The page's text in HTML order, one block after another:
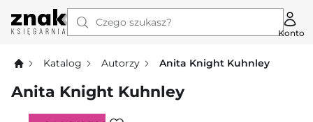
Czego szukasz?
Konto
Katalog Autorzy Anita Knight Kuhnley
Anita Knight Kuhnley